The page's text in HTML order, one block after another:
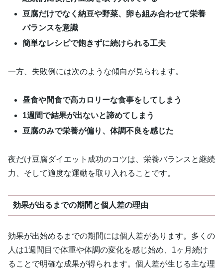
豆腐だけでなく納豆や野菜、卵も組み合わせて栄養
バランスを意識
簡単なレシピで飽きずに続けられる工夫
一方、失敗例には次のような傾向が見られます。
昼食や間食で高カロリーな食事をしてしまう
1週間で結果が出ないと諦めてしまう
豆腐のみで栄養が偏り、体調不良を感じた
夜だけ豆腐ダイエット成功のコツは、栄養バランスと継続
力、そして適度な運動を取り入れることです。
効果が出るまでの期間と個人差の理由
効果が出始めるまでの期間には個人差があります。多くの
人は1週間目で体重や体調の変化を感じ始め、1ヶ月続け
ることで明確な成果が得られます。個人差が生じる主な理